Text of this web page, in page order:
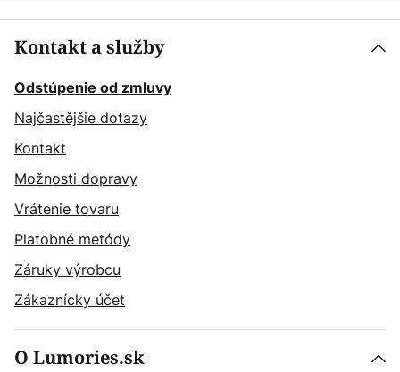
Kontakt a služby
Odstúpenie od zmluvy
Najčastějšie dotazy
Kontakt
Možnosti dopravy
Vrátenie tovaru
Platobné metódy
Záruky výrobcu
Zákaznícky účet
O Lumories.sk